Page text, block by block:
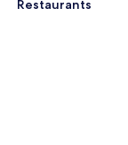
Restaurants